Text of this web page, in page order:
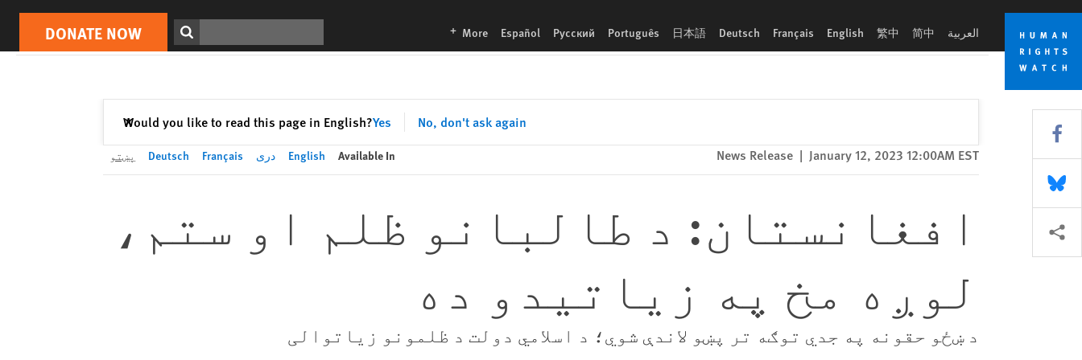
Skip
cookie
privacy
notice
Skip
main
content
العربية 简中
繁中
English
Français
Deutsch
日本語
Português
Русский
Español
More
languages
DONATE NOW
Would you like to read this page in English?Yes No, don't ask again
✕Close
Print
DONATE NOW
January 12, 2023 12:00AM EST
|
News Release
Available In
English دری Français
Deutsch پښتو
افغانستان: د طالبانو ظلم او ستم،
لوږه مخ په زیاتیدو ده
د ښځو حقونه په جدي توګه تر پښو لاندې شوي؛ د اسلامي دولت د ظلمونو زیاتوالی
Share this via Facebook
Share this via Bluesky
More sharing options